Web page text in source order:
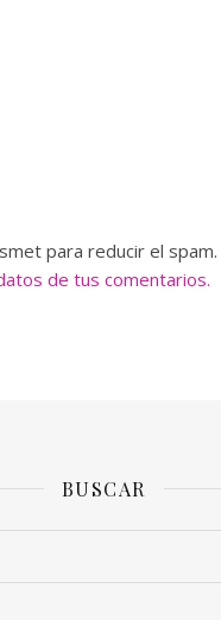
para reducir el spam.
de tus comentarios.
BUSCAR